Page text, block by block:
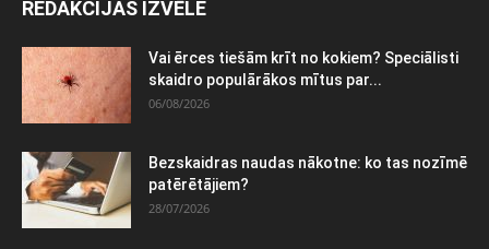
REDAKCIJAS IZVĒLE
Vai ērces tiešām krīt no kokiem? Speciālisti
skaidro populārākos mītus par...
06/08/2026
Bezskaidras naudas nākotne: ko tas nozīmē
patērētājiem?
28/07/2026